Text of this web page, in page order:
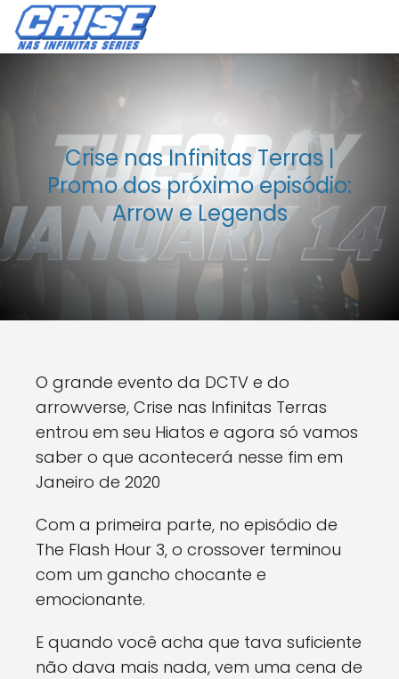
Crise nas Infinitas Terras |
Promo dos próximo episódio:
Arrow e Legends
O grande evento da DCTV e do
arrowverse, Crise nas Infinitas Terras
entrou em seu Hiatos e agora só vamos
saber o que acontecerá nesse fim em
Janeiro de 2020
Com a primeira parte, no episódio de
The Flash Hour 3, o crossover terminou
com um gancho chocante e
emocionante.
E quando você acha que tava suficiente
não dava mais nada, vem uma cena de